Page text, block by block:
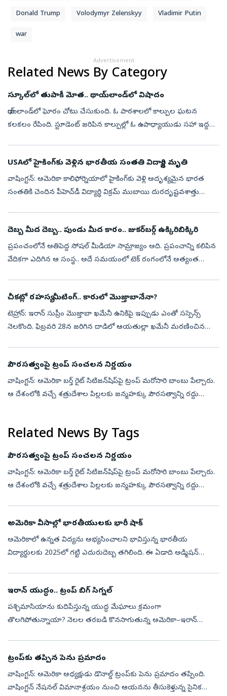
Donald Trump Volodymyr Zelenskyy Vladimir Putin
war
Advertisement
Related News By Category
స్కూల్‌లో తుపాకీ మోత.. థాయ్‌లాండ్‌లో విషాదం
థాయ్‌లాండ్‌లో ఘోరం చోటు చేసుకుంది. ఓ పాఠశాలలో కాల్పుల ఘటన
కలకలం రేపింది. స్టూడెంట్‌ జరిపిన కాల్పుల్లో ఓ ఉపాధ్యాయుడు సహా ఇద్దరు
USAలో హైకింగ్‌కు వెళ్లిన భారతీయ సంతతి విద్యార్థి మృతి
వాషింగ్టన్: అమెరికా కాలిఫోర్నియాలో హైకింగ్‌కు వెళ్లి అదృశ్యమైన భారత
సంతతికి చెందిన పీహెచ్‌డీ విద్యార్థి విక్రమ్ ముబాయి దురదృష్టవశాత్తు
దెబ్బ మీద దెబ్బ.. పుండు మీద కారం.. జుకర్‌బర్గ్‌ ఉక్కిరిబిక్కిరి
ప్రపంచంలోనే అతిపెద్ద సోషల్‌ మీడియా సామ్రాజ్యం అది. ప్రపంచాన్ని కలిపిన
వేదికగా ఎదిగిన ఆ సంస్థ.. అదే సమయంలో టెక్‌ రంగంలోనే అత్యంత
చీకట్లో రహస్య మీటింగ్.. కారులో మెుజ్తాబానేనా?
టెహ్రాన్‌: ఇరాన్‌ సుప్రీం మెుజ్తాబా ఖమేనీ ఉనికిపై ఇప్పుడు ఎంతో సస్పెన్స్‌
నెలకొంది. ఫిబ్రవరి 28న జరిగిన దాడిలో ఆయతుల్లా ఖమేనీ మరణించిన
పౌరసత్వంపై ట్రంప్ సంచలన నిర్ణయం
వాషింగ్టన్‌: అమెరికా బర్త్‌ రైట్‌ సిటిజన్‌షిప్‌పై ట్రంప్‌ మరోసారి బాంబు పేల్చారు.
ఆ దేశంలోకి వచ్చే శత్రుదేశాల పిల్లలకు జన్మహక్కు పౌరసత్వాన్ని రద్దు
Related News By Tags
పౌరసత్వంపై ట్రంప్ సంచలన నిర్ణయం
వాషింగ్టన్‌: అమెరికా బర్త్‌ రైట్‌ సిటిజన్‌షిప్‌పై ట్రంప్‌ మరోసారి బాంబు పేల్చారు.
ఆ దేశంలోకి వచ్చే శత్రుదేశాల పిల్లలకు జన్మహక్కు పౌరసత్వాన్ని రద్దు
అమెరికా వీసాల్లో భారతీయులకు భారీ షాక్
అమెరికాలో ఉన్నత విద్యను అభ్యసించాలని భావిస్తున్న భారతీయ
విద్యార్థులకు 2025లో గట్టి ఎదురుదెబ్బ తగిలింది. ఈ ఏడాది అడ్మిషన్
ఇరాన్‌ యుద్ధం.. ట్రంప్‌ బిగ్‌ సిగ్నల్‌
పశ్చిమాసియాను కుదిపేస్తున్న యుద్ధ మేఘాలు క్రమంగా
తొలగిపోతున్నాయా? నెలల తరబడి కొనసాగుతున్న అమెరికా–ఇరాన్‌
ట్రంప్‌కు తప్పిన పెను ప్రమాదం
వాషింగ్టన్‌: అమెరికా అధ్యక్షుడు డొనాల్డ్‌ ట్రంప్‌కు పెను ప్రమాదం తప్పింది.
వాషింగ్టన్‌ నేషనల్‌ విమానాశ్రయం నుంచి ఆయనను తీసుకెళ్తున్న సైనిక